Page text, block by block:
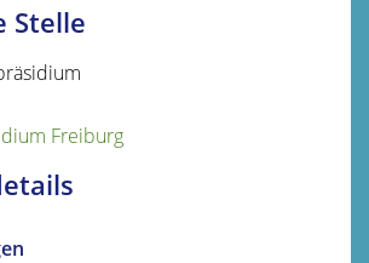
Stelle
Freiburg